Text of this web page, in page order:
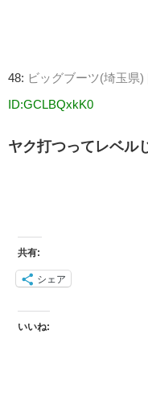
48: ビッグブーツ(埼玉県)
ID:GCLBQxkK0
ヤク打つってレベル
共有:
シェア
いいね: